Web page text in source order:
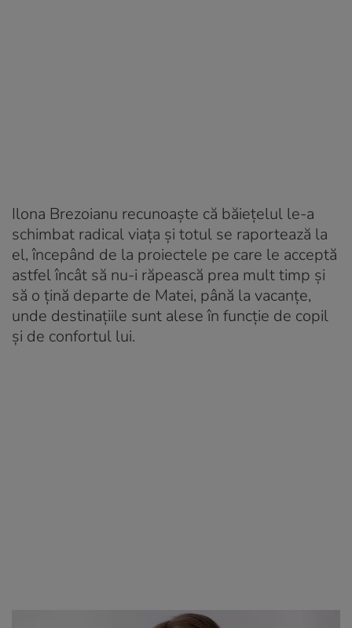
Ilona Brezoianu recunoaște că băiețelul le-a
schimbat radical viața și totul se raportează la
el, începând de la proiectele pe care le acceptă
astfel încât să nu-i răpească prea mult timp și
să o țină departe de Matei, până la vacanțe,
unde destinațiile sunt alese în funcție de copil
și de confortul lui.